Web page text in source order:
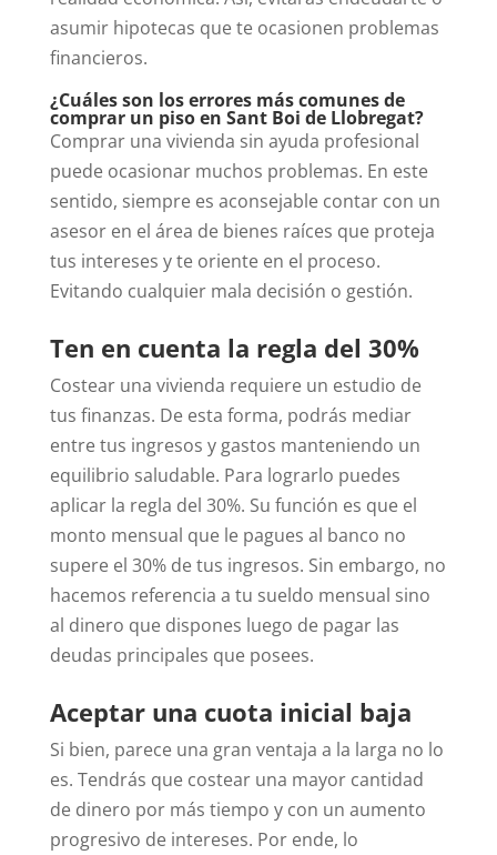
asumir hipotecas que te ocasionen problemas
financieros.
¿Cuáles son los errores más comunes de
comprar un piso en Sant Boi de Llobregat?
Comprar una vivienda sin ayuda profesional
puede ocasionar muchos problemas. En este
sentido, siempre es aconsejable contar con un
asesor en el área de bienes raíces que proteja
tus intereses y te oriente en el proceso.
Evitando cualquier mala decisión o gestión.
Ten en cuenta la regla del 30%
Costear una vivienda requiere un estudio de
tus finanzas. De esta forma, podrás mediar
entre tus ingresos y gastos manteniendo un
equilibrio saludable. Para lograrlo puedes
aplicar la regla del 30%. Su función es que el
monto mensual que le pagues al banco no
supere el 30% de tus ingresos. Sin embargo, no
hacemos referencia a tu sueldo mensual sino
al dinero que dispones luego de pagar las
deudas principales que posees.
Aceptar una cuota inicial baja
Si bien, parece una gran ventaja a la larga no lo
es. Tendrás que costear una mayor cantidad
de dinero por más tiempo y con un aumento
progresivo de intereses. Por ende, lo